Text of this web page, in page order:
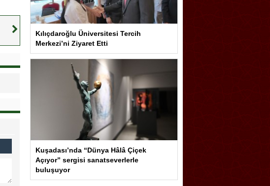
Kılıçdaroğlu Üniversitesi Tercih
Merkezi’ni Ziyaret Etti
Kuşadası’nda “Dünya Hâlâ Çiçek
Açıyor” sergisi sanatseverlerle
buluşuyor